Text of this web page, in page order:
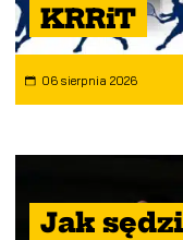
KRRiT
06 sierpnia 2026
Jak